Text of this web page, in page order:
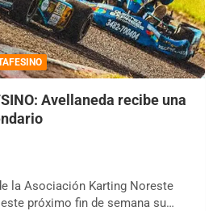
Avellaneda recibe una
la Asociación Karting Noreste
próximo fin de semana su…